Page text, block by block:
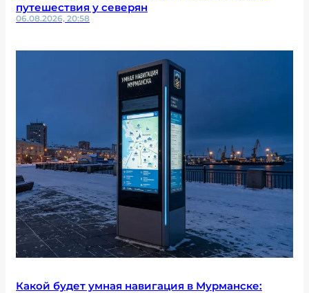
путешествия у северян
06.08.2026, 20:58
Какой будет умная навигация в Мурманске: